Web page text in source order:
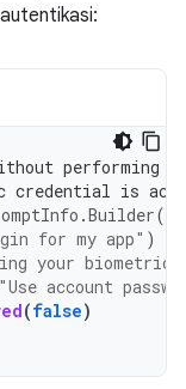
performing
is
.Builder()
for my app" )
your biometric
"Use account
(false)